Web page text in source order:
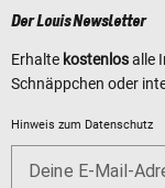
Der Louis Newsletter
Erhalte kostenlosalle
Schnäppchen oder
Hinweis zum Datenschutz
Deine E-Mail-